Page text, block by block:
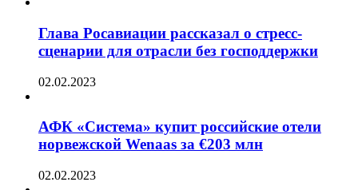
Глава Росавиации рассказал о стресс-
сценарии для отрасли без господдержки
02.02.2023
АФК «Система» купит российские отели
норвежской Wenaas за €203 млн
02.02.2023